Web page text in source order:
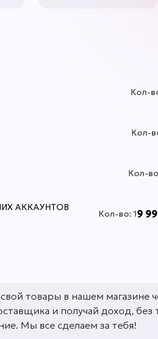
с
Кол-
Кол-
Кол-
АККАУНТОВ
Кол-во: 19
товары в нашем магазине
и получай доход, без
Мы все сделаем за тебя!